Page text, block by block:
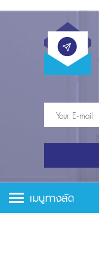
เมนูทางลัด